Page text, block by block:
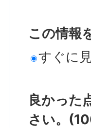
この情報
すぐに
良かった
さい。